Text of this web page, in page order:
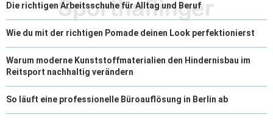
Die richtigen Arbeitsschuhe für Alltag und Beruf
Wie du mit der richtigen Pomade deinen Look perfektionierst
Warum moderne Kunststoffmaterialien den Hindernisbau im
Reitsport nachhaltig verändern
So läuft eine professionelle Büroauflösung in Berlin ab